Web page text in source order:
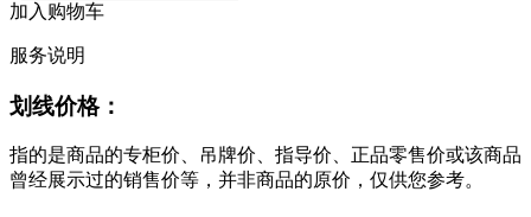
加入购物车
服务说明
划线价格：
指的是商品的专柜价、吊牌价、指导价、正品零售价或该商品
曾经展示过的销售价等，并非商品的原价，仅供您参考。